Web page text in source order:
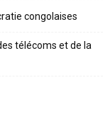
congolaises
télécoms et de la